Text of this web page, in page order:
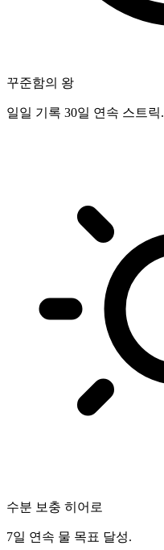
꾸준함의 왕
일일 기록 30일 연속 스트릭.
수분 보충 히어로
7일 연속 물 목표 달성.